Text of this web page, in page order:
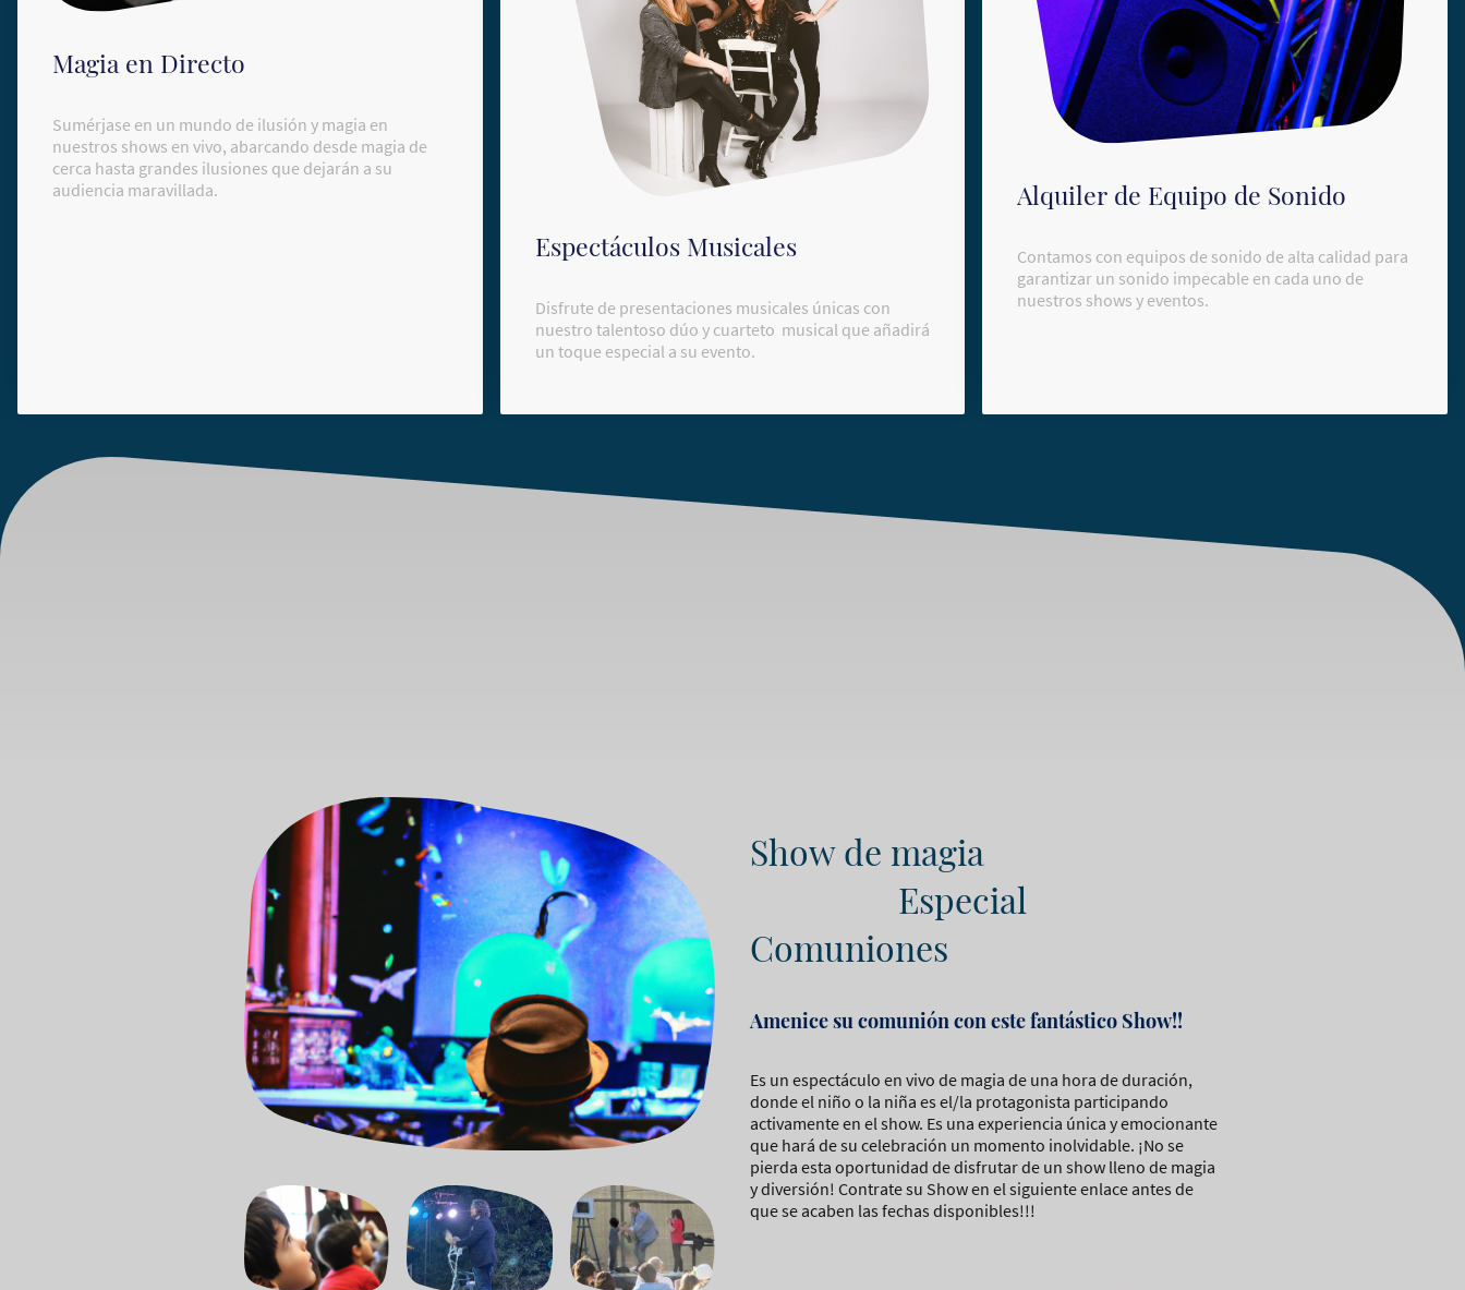
Magia en Directo
Sumérjase en un mundo de ilusión y magia en
nuestros shows en vivo, abarcando desde magia de
cerca hasta grandes ilusiones que dejarán a su
audiencia maravillada.
Espectáculos Musicales
Disfrute de presentaciones musicales únicas con
nuestro talentoso dúo y cuarteto musical que añadirá
un toque especial a su evento.
Alquiler de Equipo de Sonido
Contamos con equipos de sonido de alta calidad para
garantizar un sonido impecable en cada uno de
nuestros shows y eventos.
Show de magia
Especial
Comuniones
Amenice su comunión con este fantástico Show!!
Es un espectáculo en vivo de magia de una hora de duración,
donde el niño o la niña es el/la protagonista participando
activamente en el show. Es una experiencia única y emocionante
que hará de su celebración un momento inolvidable. ¡No se
pierda esta oportunidad de disfrutar de un show lleno de magia
y diversión! Contrate su Show en el siguiente enlace antes de
que se acaben las fechas disponibles!!!